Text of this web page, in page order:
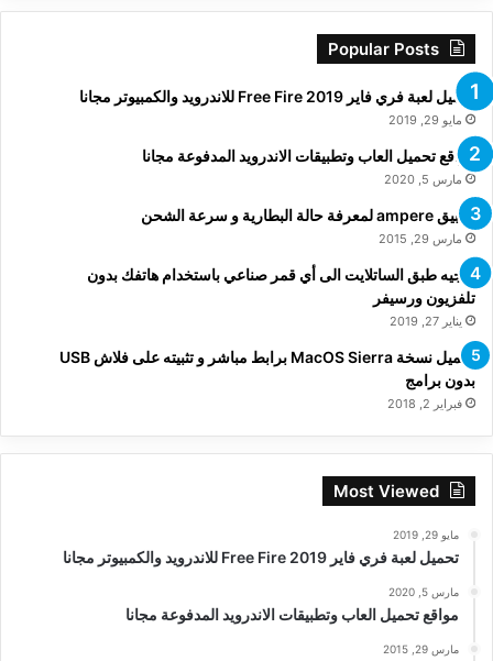
Popular Posts
تحميل لعبة فري فاير Free Fire 2019 للاندرويد والكمبيوتر مجانا
مايو 29, 2019
مواقع تحميل العاب وتطبيقات الاندرويد المدفوعة مجانا
مارس 5, 2020
تطبيق ampere لمعرفة حالة البطارية و سرعة الشحن
مارس 29, 2015
توجيه طبق الساتلايت الى أي قمر صناعي باستخدام هاتفك بدون
تلفزيون ورسيفر
يناير 27, 2019
تحميل نسخة MacOS Sierra برابط مباشر و تثبيته على فلاش USB
بدون برامج
فبراير 2, 2018
Most Viewed
مايو 29, 2019
تحميل لعبة فري فاير Free Fire 2019 للاندرويد والكمبيوتر مجانا
مارس 5, 2020
مواقع تحميل العاب وتطبيقات الاندرويد المدفوعة مجانا
مارس 29, 2015